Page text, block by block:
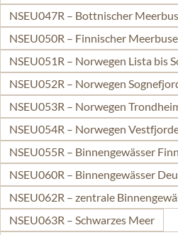
NSEU047R – Bottnischer
NSEU050R – Finnischer
NSEU051R – Norwegen Lista bis
NSEU052R – Norwegen
NSEU053R – Norwegen
NSEU054R – Norwegen
NSEU055R – Binnengewässer
NSEU060R – Binnengewässer
NSEU062R – zentrale
NSEU063R – Schwarzes Meer